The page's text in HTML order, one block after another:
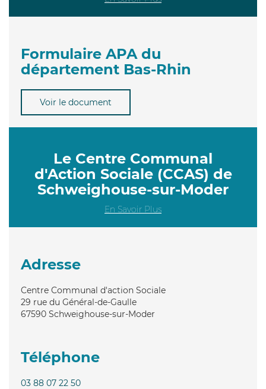
Formulaire APA du
département Bas-Rhin
Voir le document
Le Centre Communal
d'Action Sociale (CCAS) de
Schweighouse-sur-Moder
En Savoir Plus
Adresse
Centre Communal d'action Sociale
29 rue du Général-de-Gaulle
67590 Schweighouse-sur-Moder
Téléphone
03 88 07 22 50